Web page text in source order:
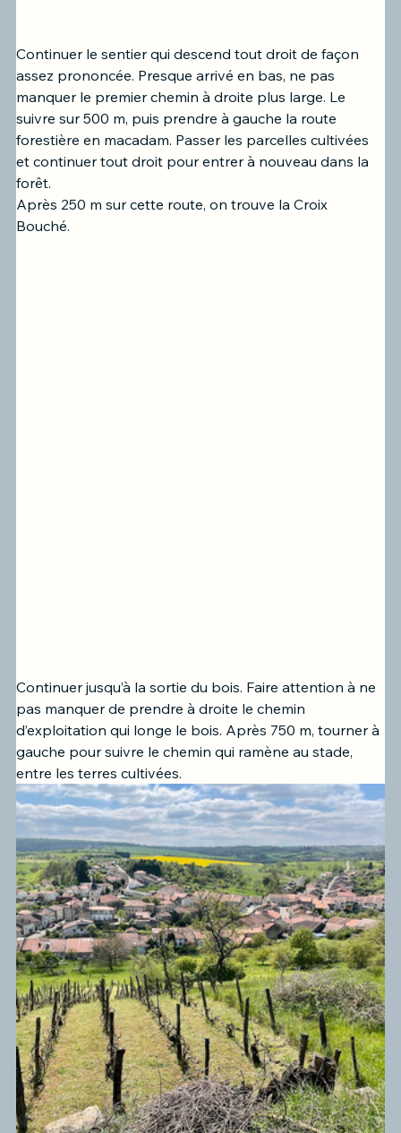
Continuer le sentier qui descend tout droit de façon
assez prononcée. Presque arrivé en bas, ne pas
manquer le premier chemin à droite plus large. Le
suivre sur 500 m, puis prendre à gauche la route
forestière en macadam. Passer les parcelles cultivées
et continuer tout droit pour entrer à nouveau dans la
forêt.
Après 250 m sur cette route, on trouve la Croix
Bouché.
Continuer jusqu’à la sortie du bois. Faire attention à ne
pas manquer de prendre à droite le chemin
d’exploitation qui longe le bois. Après 750 m, tourner à
gauche pour suivre le chemin qui ramène au stade,
entre les terres cultivées.